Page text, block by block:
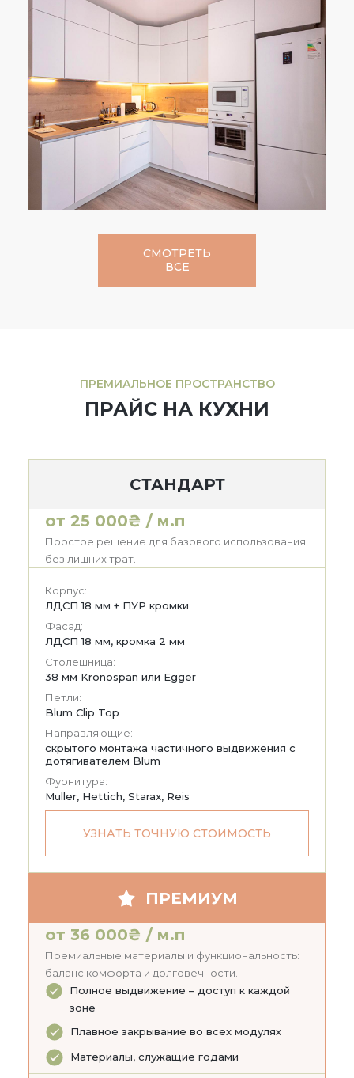
СМОТРЕТЬ
ВСЕ
ПРЕМИАЛЬНОЕ ПРОСТРАНСТВО
ПРАЙС НА КУХНИ
СТАНДАРТ
от 25 000₴ / м.п
Простое решение для базового использования
без лишних трат.
Корпус:
ЛДСП 18 мм + ПУР кромки
Фасад:
ЛДСП 18 мм, кромка 2 мм
Столешница:
38 мм Kronospan или Egger
Петли:
Blum Clip Top
Направляющие:
скрытого монтажа частичного выдвижения с
дотягивателем Blum
Фурнитура:
Muller, Hettich, Starax, Reis
УЗНАТЬ ТОЧНУЮ СТОИМОСТЬ
ПРЕМИУМ
от 36 000₴ / м.п
Премиальные материалы и функциональность:
баланс комфорта и долговечности.
Полное выдвижение – доступ к каждой
зоне
Плавное закрывание во всех модулях
Материалы, служащие годами